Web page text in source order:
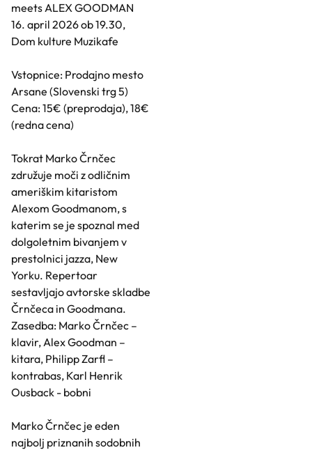
meets ALEX GOODMAN
16. april 2026 ob 19.30,
Dom kulture Muzikafe
Vstopnice: Prodajno mesto
Arsane (Slovenski trg 5)
Cena: 15€ (preprodaja), 18€
(redna cena)
Tokrat Marko Črnčec
združuje moči z odličnim
ameriškim kitaristom
Alexom Goodmanom, s
katerim se je spoznal med
dolgoletnim bivanjem v
prestolnici jazza, New
Yorku. Repertoar
sestavljajo avtorske skladbe
Črnčeca in Goodmana.
Zasedba: Marko Črnčec –
klavir, Alex Goodman –
kitara, Philipp Zarfl –
kontrabas, Karl Henrik
Ousback - bobni
Marko Črnčec je eden
najbolj priznanih sodobnih